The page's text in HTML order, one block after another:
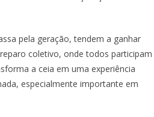
pela geração, tendem a ganhar
coletivo, onde todos participam
a ceia em uma experiência
especialmente importante em